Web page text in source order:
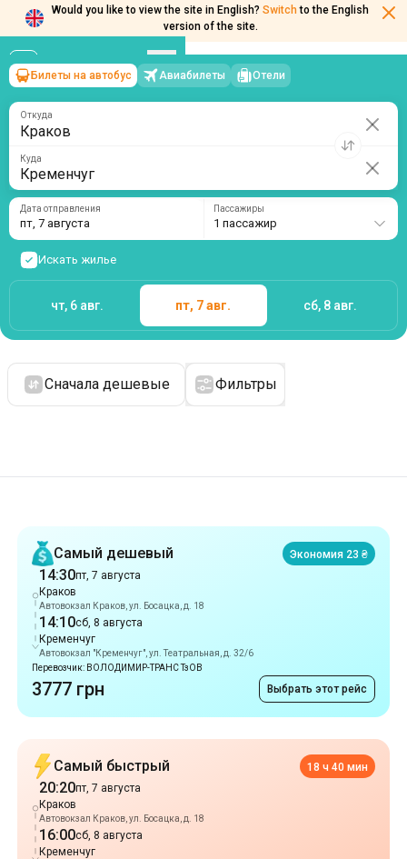
Would you like to view the site in English? Switch to the English
version of the site.
Краков→Кременчуг
пт, 7 августа/1 пассажир
Билеты на автобус Авиабилеты Отели
Откуда
Куда
Дата отправления
пт, 7 августа
Пассажиры
1 пассажир
Искать жилье
чт, 6 авг. пт, 7 авг. сб, 8 авг.
Сначала дешевые Фильтры
Самый дешевый
Экономия 23 ₴
14:30пт, 7 августа
Краков
Автовокзал Краков, ул. Босацка, д. 18
14:10сб, 8 августа
Кременчуг
Автовокзал "Кременчуг", ул. Театральная, д. 32/6
Перевозчик: ВОЛОДИМИР-ТРАНС ТзОВ
3777 грн Выбрать этот рейс
Самый быстрый 18 ч 40 мин
20:20пт, 7 августа
Краков
Автовокзал Краков, ул. Босацка, д. 18
16:00сб, 8 августа
Кременчуг